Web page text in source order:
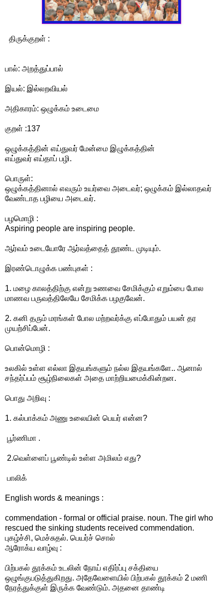
திருக்குறள் :
பால்: அறத்துப்பால்
இயல்: இல்லறவியல்
அதிகாரம்: ஒழுக்கம் உடைமை
குறள் :137
ஒழுக்கத்தின் எய்துவர் மேன்மை இழுக்கத்தின்
எய்துவர் எய்தாப் பழி.
பொருள்:
ஒழுக்கத்தினால் எவரும் உயர்வை அடைவர்; ஒழுக்கம் இல்லாதவர்
வேண்டாத பழியை அடைவர்.
பழமொழி :
Aspiring people are inspiring people.
ஆர்வம் உடையோரே ஆர்வத்தைத் தூண்ட முடியும்.
இரண்டொழுக்க பண்புகள் :
1. மழை காலத்திற்கு என்று உணவை சேமிக்கும் எறும்பை போல
மாணவ பருவத்திலேயே சேமிக்க பழகுவேன்.
2. கனி தரும் மரங்கள் போல மற்றவர்க்கு எப்போதும் பயன் தர
முயற்சிப்பேன்.
பொன்மொழி :
உலகில் உள்ள எல்லா இதயங்களும் நல்ல இதயங்களே.. ஆனால்
சந்தர்ப்பம் சூழ்நிலைகள் அதை மாற்றியமைக்கின்றன.
பொது அறிவு :
1. கல்பாக்கம் அணு உலையின் பெயர் என்ன?
பூர்ணிமா .
2.வெள்ளைப் பூண்டில் உள்ள அமிலம் எது?
பாலிக்
English words & meanings :
commendation - formal or official praise. noun. The girl who
rescued the sinking students received commendation.
புகழ்ச்சி, மெச்சுதல். பெயர்ச் சொல்
ஆரோக்ய வாழ்வு :
பிற்பகல் தூக்கம் உடலின் நோய் எதிர்ப்பு சக்தியை
ஒழுங்குபடுத்துகிறது. அதேவேளையில் பிற்பகல் தூக்கம் 2 மணி
நேரத்துக்குள் இருக்க வேண்டும். அதனை தாண்டி